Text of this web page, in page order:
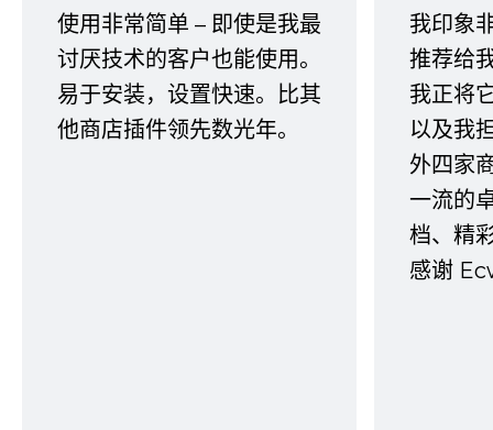
使用非常简单 – 即使是我最
讨厌技术的客户也能使用。
易于安装，设置快速。比其
他商店插件领先数光年。
我印象
推荐给
我正将
以及我
外四家
一流的
档、精
感谢